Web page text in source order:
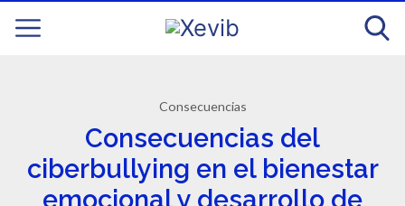
Consecuencias
Consecuencias del
ciberbullying en el bienestar